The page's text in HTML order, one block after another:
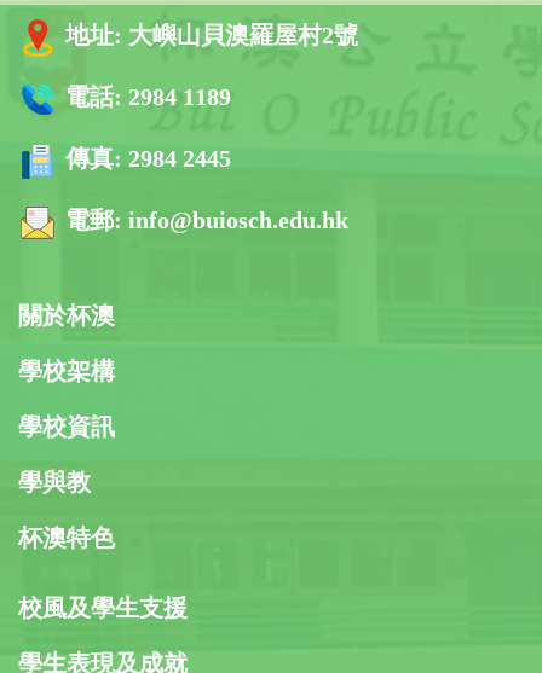
地址: 大嶼山貝澳羅屋村2號
電話: 2984 1189
傳真: 2984 2445
電郵: info@buiosch.edu.hk
關於杯澳
學校架構
學校資訊
學與教
杯澳特色
校風及學生支援
學生表現及成就